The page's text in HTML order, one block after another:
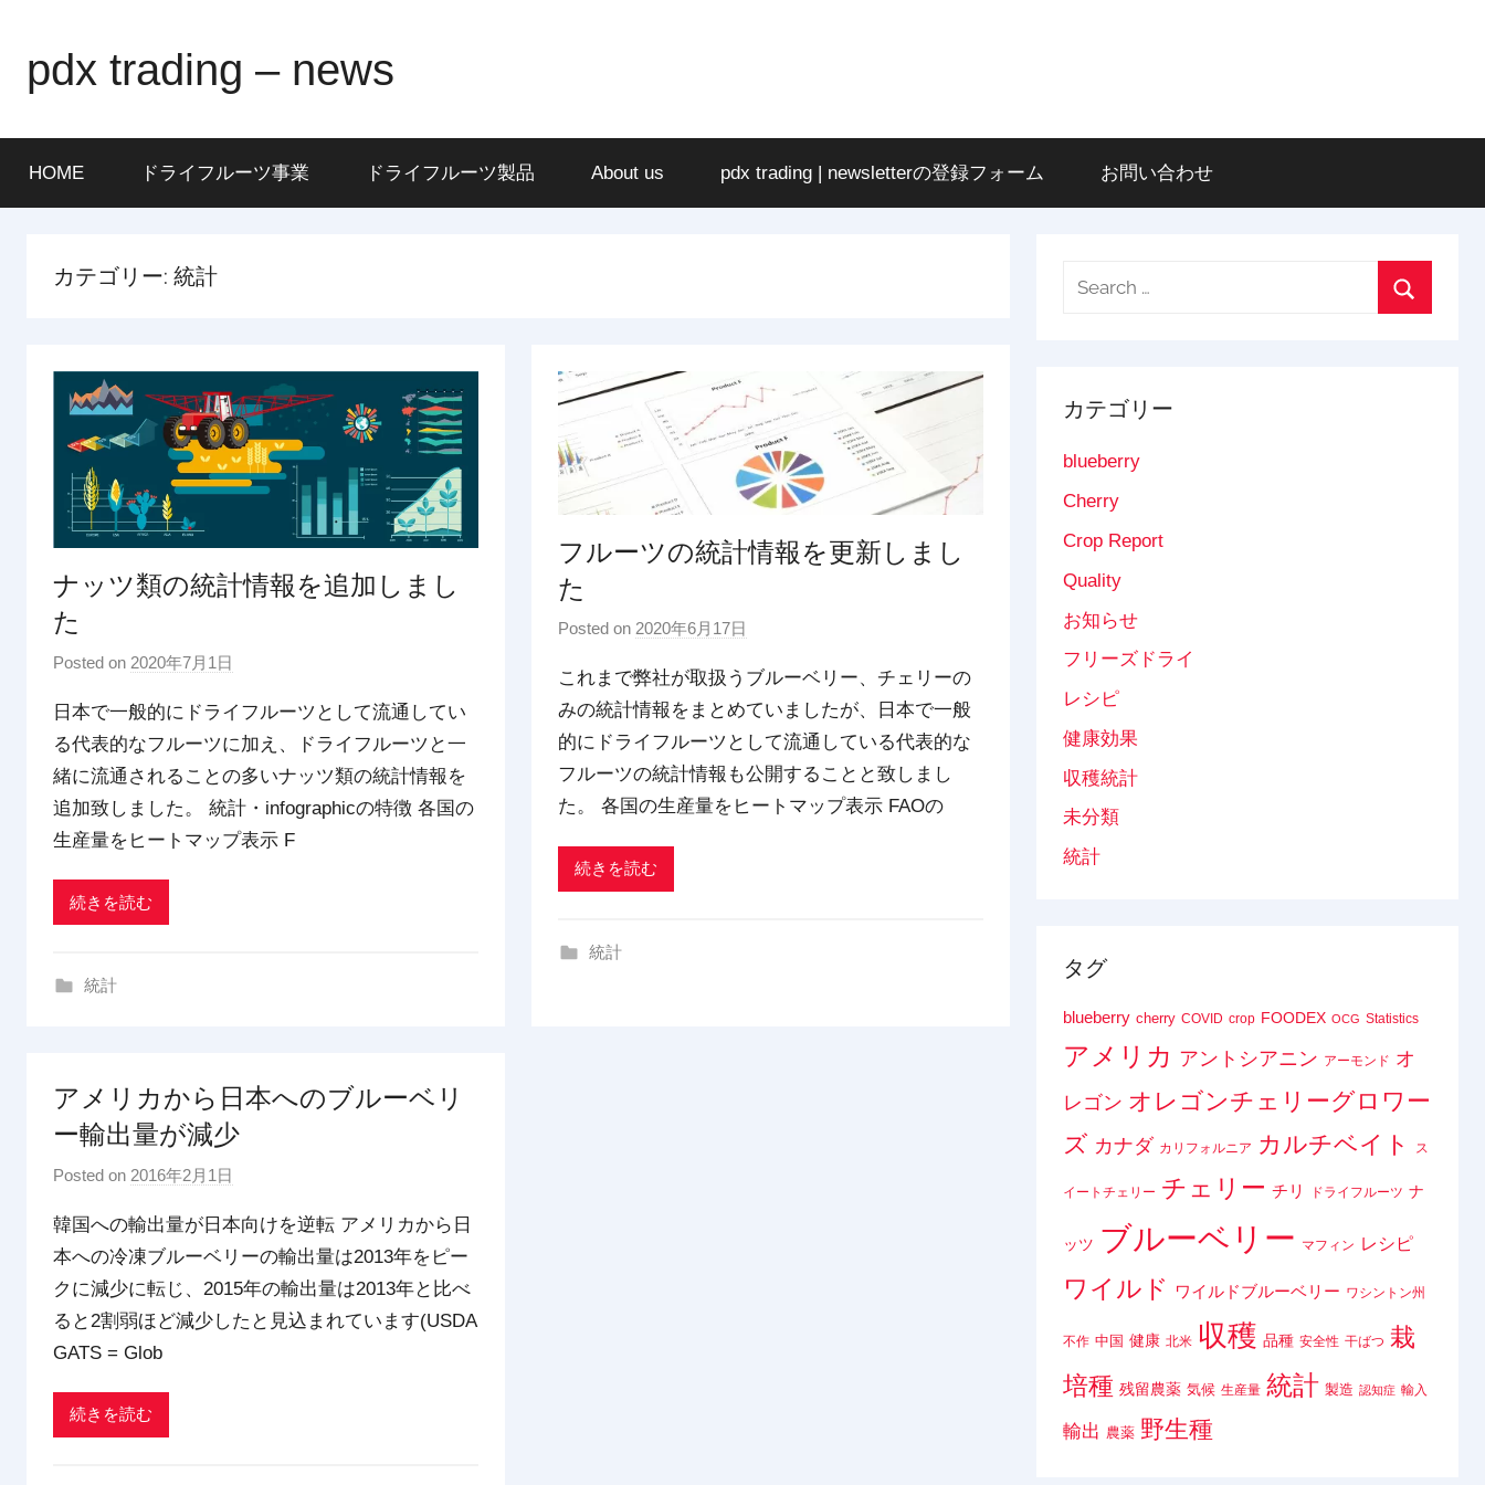
contentpdx trading – news
HOME ドライフルーツ事業 ドライフルーツ製品 About us pdx trading | newsletterの登録フォーム お問い合わせ
カテゴリー: 統計
ナッツ類の統計情報を追加しまし
た
Posted on 2020年7月1日
d
x
t
r
日本で一般的にドライフルーツとして流通してい
る代表的なフルーツに加え、ドライフルーツと一
緒に流通されることの多いナッツ類の統計情報を
追加致しました。 統計・infographicの特徴 各国の
生産量をヒートマップ表示 F
続きを読む
統計
フルーツの統計情報を更新しまし
た
Posted on 2020年6月17日
p
d
x
t
r
これまで弊社が取扱うブルーベリー、チェリーの
みの統計情報をまとめていましたが、日本で一般
的にドライフルーツとして流通している代表的な
フルーツの統計情報も公開することと致しまし
た。 各国の生産量をヒートマップ表示 FAOの
続きを読む
統計
アメリカから日本へのブルーベリ
ー輸出量が減少
Posted on 2016年2月1日
p
d
x
t
韓国への輸出量が日本向けを逆転 アメリカから日
本への冷凍ブルーベリーの輸出量は2013年をピー
クに減少に転じ、2015年の輸出量は2013年と比べ
ると2割弱ほど減少したと見込まれています(USDA
GATS = Glob
続きを読む
Search
カテゴリー
blueberry
Cherry
Crop Report
Quality
お知らせ
フリーズドライ
レシピ
健康効果
収穫統計
未分類
統計
タグ
blueberry cherry COVID crop FOODEX OCG Statistics
アメリカ アントシアニン アーモンド オ
レゴン オレゴンチェリーグロワー
ズ カナダ カリフォルニア カルチベイト ス
イートチェリー チェリー チリ ドライフルーツ ナ
ッツ ブルーベリー マフィン レシピ
ワイルド ワイルドブルーベリー ワシントン州
不作 中国 健康 北米 収穫 品種 安全性 干ばつ 栽
培種 残留農薬 気候 生産量 統計 製造 認知症 輸入
輸出 農薬 野生種